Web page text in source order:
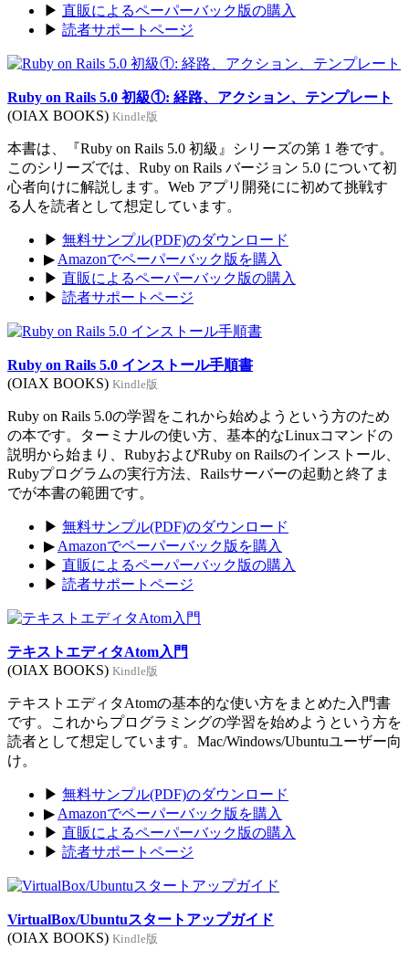
▶ 直販によるペーパーバック版の購入
▶ 読者サポートページ
Ruby on Rails 5.0 初級①: 経路、アクション、テンプレート
(OIAX BOOKS) Kindle版
本書は、『Ruby on Rails 5.0 初級』シリーズの第 1 巻です。
このシリーズでは、Ruby on Rails バージョン 5.0 について初
心者向けに解説します。Web アプリ開発にに初めて挑戦す
る人を読者として想定しています。
▶ 無料サンプル(PDF)のダウンロード
▶ Amazonでペーパーバック版を購入
▶ 直販によるペーパーバック版の購入
▶ 読者サポートページ
Ruby on Rails 5.0 インストール手順書
(OIAX BOOKS) Kindle版
Ruby on Rails 5.0の学習をこれから始めようという方のため
の本です。ターミナルの使い方、基本的なLinuxコマンドの
説明から始まり、RubyおよびRuby on Railsのインストール、
Rubyプログラムの実行方法、Railsサーバーの起動と終了ま
でが本書の範囲です。
▶ 無料サンプル(PDF)のダウンロード
▶ Amazonでペーパーバック版を購入
▶ 直販によるペーパーバック版の購入
▶ 読者サポートページ
テキストエディタAtom入門
(OIAX BOOKS) Kindle版
テキストエディタAtomの基本的な使い方をまとめた入門書
です。これからプログラミングの学習を始めようという方を
読者として想定しています。Mac/Windows/Ubuntuユーザー向
け。
▶ 無料サンプル(PDF)のダウンロード
▶ Amazonでペーパーバック版を購入
▶ 直販によるペーパーバック版の購入
▶ 読者サポートページ
VirtualBox/Ubuntuスタートアップガイド
(OIAX BOOKS) Kindle版